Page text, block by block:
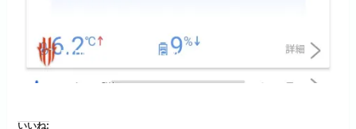
いいね: